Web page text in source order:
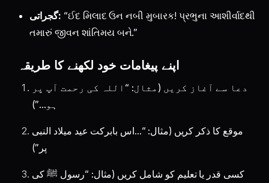
گجراتی: “ઈદ મિલાદ ઉન નબી મુબારક! પ્રભુના આશીર્વાદથી
તમારું જીવન શાંતિમય બને.”
اپنے پیغامات خود لکھنے کا طریقہ
دعا سے آغاز کریں (مثال: “اللہ کی رحمت آپ پر
ہو…”)
موقع کا ذکر کریں (مثال: “…اس بابرکت عید میلاد النبی
پر”)
کسی قدر یا تعلیم کو شامل کریں (مثال: “رسول ﷺ کی